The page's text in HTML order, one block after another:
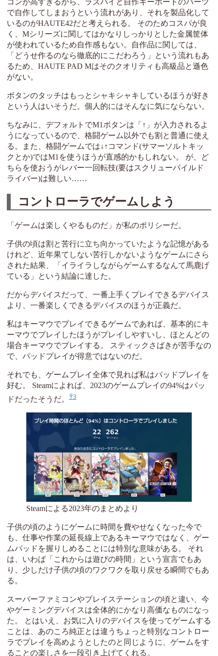
で自作してしまおうという流れがあり、それを製品化して
いるのがHAUTE42だと考えられる。 そのためコスパが良
く、Mシリーズに関してはかなりしっかりとした金属筐体
が使われているため自作感もない。自作品に関しては、
「どうせ作るのなら徹底的にこだわろう」という流れもあ
るため、HAUTE PAD Mはそのクオリティも高級品と遜色
がない。
ボタンのタッチはもっとシャキシャキしているほうが好き
という人はいそうだ。個人的にはそんなに気にならない。
ちなみに、デフォルトでM1ボタンは「↑」が入力されるよ
うになっているので、格闘ゲーム以外でも割と普通に使え
る。また、格闘ゲームでは↓↑コマンド(サマーソルトキッ
クとか)ではM1を使うほうが直感的かもしれない。 が、ど
ちらを使おうがレバー一回転技(要はスクリューパイルド
ライバー)は難しい……
コントローラでゲームしよう
「ゲームは楽しくやるものだ」が私のポリシーだ。
子供の頃は割と苦行に立ち向かっていたような記憶がある
けれど、近年果てしない苦行しかないようなゲームにさら
された結果、「イライラしながらゲームするなんて馬鹿げ
ている」という結論に達した。
だからデバイスだって、一番上手くプレイできるデバイス
より、一番楽しくできるデバイスのほうが正義だ。
私はキーマウでプレイできるゲームであれば、基本的にキ
ーマウでプレイしたほうがプレイしやすいし、ほとんどの
場合キーマウでプレイする。 スティックさばきが苦手なの
で、パッドプレイが得意ではないのだ。
それでも、ゲームプレイ全体で見れば私はパッドプレイを
好む。 Steamによれば、2023のゲームプレイの94%はパッ
ドだったそうだ。 3
Steamによる2023年のまとめより
子供の頃のようにゲームに時間を費やせなくなった今で
も、仕事や作業の延長線上であるキーマウではなく、ゲー
ムパッドを握りしめることには特別な意味がある。 それ
は、いわば「これからは遊びの時間」という宣言でもあ
り、少しだけ子供の頃のワクワクを取り戻せる瞬間でもあ
る。
スーパーファミコンやプレイステーションの頃と違い、今
やゲーミングデバイスは全体的にかなり高価なものになっ
た。 とはいえ、お気に入りのデバイスを使ってゲームする
ことは、あのころ純正とは違うちょっと特別なコントロー
ラでプレイを高めようとしたのと同じように、ゲームをす
ることの楽しさを一段引き上げてくれる。